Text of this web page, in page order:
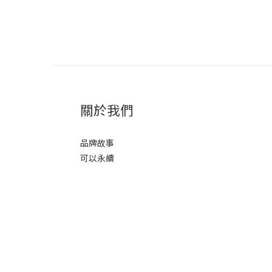
關於我們
品牌故事
可以永續